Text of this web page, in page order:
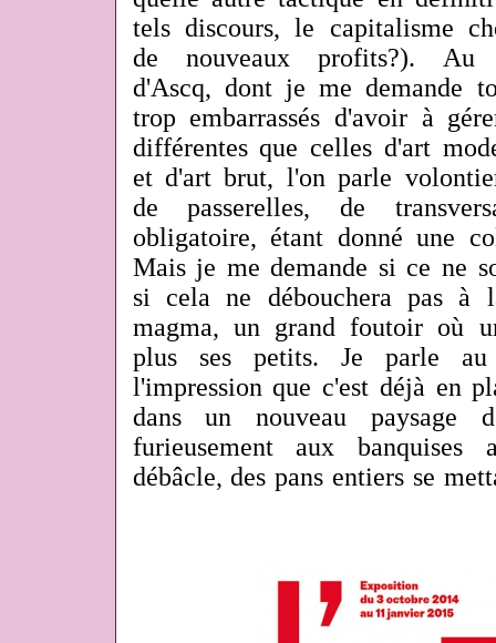
tels discours, le capitalisme
de nouveaux profits?).
d'Ascq, dont je me demande
trop embarrassés d'avoir à
différentes que celles d'art
et d'art brut, l'on parle
de passerelles, de
obligatoire, étant donné une
Mais je me demande si ce ne
si cela ne débouchera pas à
magma, un grand foutoir où
plus ses petits. Je parle
l'impression que c'est déjà en
dans un nouveau paysage
furieusement aux banquises
débâcle, des pans entiers se